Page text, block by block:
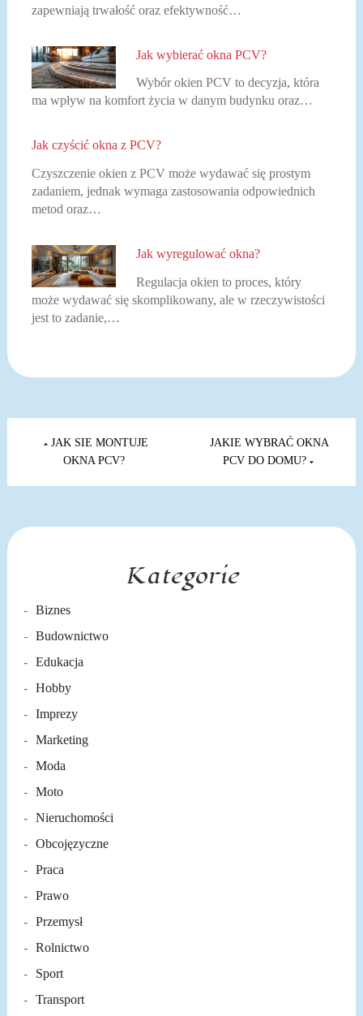
zapewniają trwałość oraz efektywność…
Jak wybierać okna PCV?
Wybór okien PCV to decyzja, która
ma wpływ na komfort życia w danym budynku oraz…
Jak czyścić okna z PCV?
Czyszczenie okien z PCV może wydawać się prostym
zadaniem, jednak wymaga zastosowania odpowiednich
metod oraz…
Jak wyregulować okna?
Regulacja okien to proces, który
może wydawać się skomplikowany, ale w rzeczywistości
jest to zadanie,…
Nawigacja
wpisu
JAK SIE MONTUJE
OKNA PCV?
JAKIE WYBRAĆ OKNA
PCV DO DOMU?
Kategorie
Biznes
Budownictwo
Edukacja
Hobby
Imprezy
Marketing
Moda
Moto
Nieruchomości
Obcojęzyczne
Praca
Prawo
Przemysł
Rolnictwo
Sport
Transport